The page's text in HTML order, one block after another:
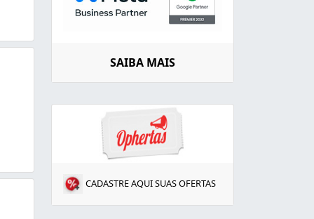
SAIBA MAIS
CADASTRE AQUI SUAS OFERTAS